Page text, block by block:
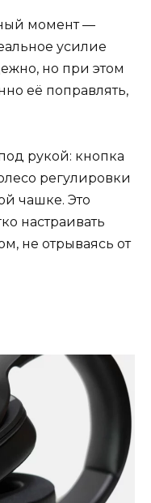
момент —
усилие
но при этом
её поправлять,
рукой: кнопка
регулировки
чашке. Это
настраивать
не отрываясь от